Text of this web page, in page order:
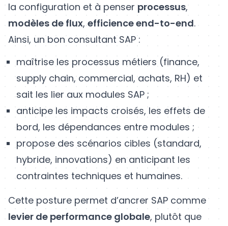
la configuration et à penser processus,
modèles de flux, efficience end-to-end.
Ainsi, un bon consultant SAP :
maîtrise les processus métiers (finance,
supply chain, commercial, achats, RH) et
sait les lier aux modules SAP ;
anticipe les impacts croisés, les effets de
bord, les dépendances entre modules ;
propose des scénarios cibles (standard,
hybride, innovations) en anticipant les
contraintes techniques et humaines.
Cette posture permet d’ancrer SAP comme
levier de performance globale, plutôt que